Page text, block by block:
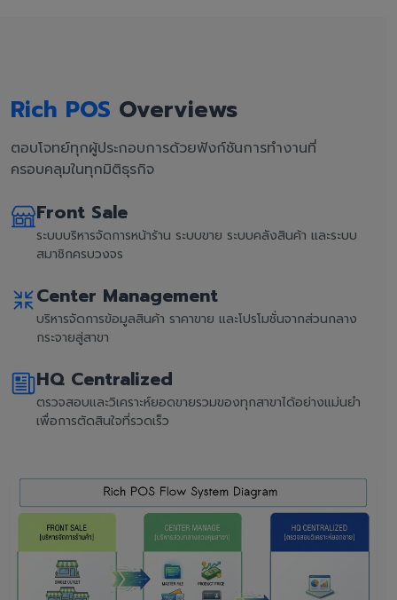
Rich POS Overviews
ตอบโจทย์ทุกผู้ประกอบการด้วยฟังก์ชันการทำงานที่
ครอบคลุมในทุกมิติธุรกิจ
Front Sale
ระบบบริหารจัดการหน้าร้าน ระบบขาย ระบบคลังสินค้า และระบบ
สมาชิกครบวงจร
Center Management
บริหารจัดการข้อมูลสินค้า ราคาขาย และโปรโมชั่นจากส่วนกลาง
กระจายสู่สาขา
HQ Centralized
ตรวจสอบและวิเคราะห์ยอดขายรวมของทุกสาขาได้อย่างแม่นยำ
เพื่อการตัดสินใจที่รวดเร็ว